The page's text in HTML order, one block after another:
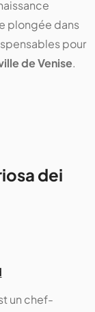
plongée dans
pour
de Venise.
dei
un chef-